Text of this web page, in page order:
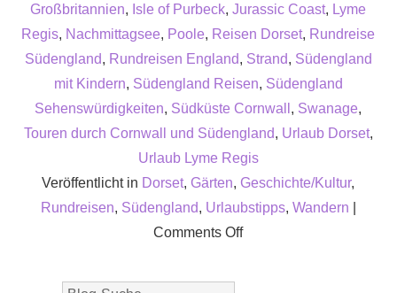
Großbritannien, Isle of Purbeck,Jurassic Coast, Lyme
Regis, Nachmittagsee, Poole, Reisen Dorset, Rundreise
Südengland, Rundreisen England, Strand, Südengland
mit Kindern, Südengland Reisen, Südengland
Sehenswürdigkeiten, Südküste Cornwall , Swanage,
Touren durch Cornwall und Südengland, Urlaub Dorset,
Urlaub Lyme Regis
Veröffentlicht in Dorset, Gärten, Geschichte/Kultur,
Rundreisen, Südengland, Urlaubstipps, Wandern
Comments Offon